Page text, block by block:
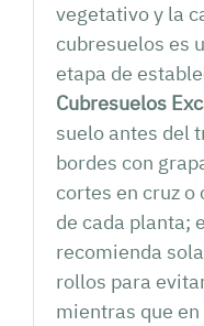
vegetativo y la
cubresuelos es
etapa de
Cubresuelos
suelo antes del
bordes con
cortes en cruz
de cada planta;
recomienda
rollos para
mientras que